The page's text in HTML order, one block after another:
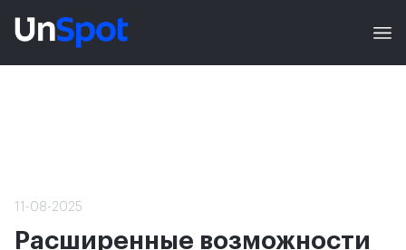
11-08-2025
Расширенные возможности